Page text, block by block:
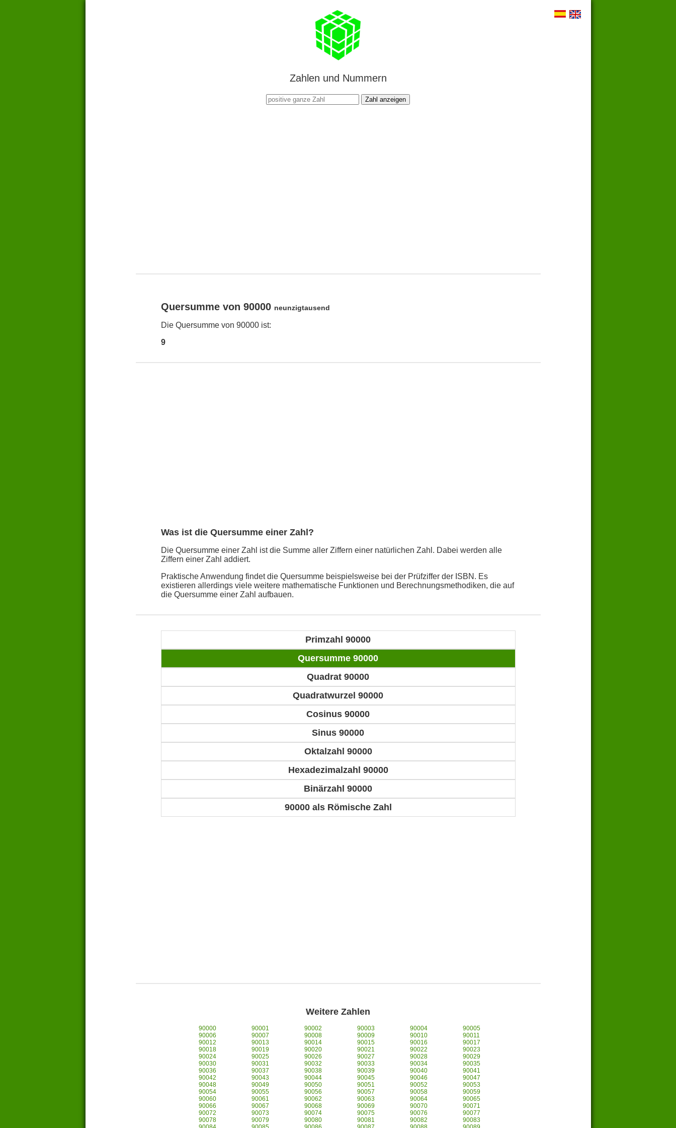
Zahlen und Nummern
Zahl anzeigen
Quersumme von 90000 neunzigtausend
Die Quersumme von 90000 ist:
9
Was ist die Quersumme einer Zahl?
Die Quersumme einer Zahl ist die Summe aller Ziffern einer natürlichen Zahl. Dabei werden alle
Ziffern einer Zahl addiert.
Praktische Anwendung findet die Quersumme beispielsweise bei der Prüfziffer der ISBN. Es
existieren allerdings viele weitere mathematische Funktionen und Berechnungsmethodiken, die auf
die Quersumme einer Zahl aufbauen.
Primzahl 90000
Quersumme 90000
Quadrat 90000
Quadratwurzel 90000
Cosinus 90000
Sinus 90000
Oktalzahl 90000
Hexadezimalzahl 90000
Binärzahl 90000
90000 als Römische Zahl
Weitere Zahlen
90000 90001 90002 90003 90004
90005
90006
90007 90008 90009 90010
90011
90012
90013 90014 90015 90016
90017
90018
90019 90020 90021 90022
90023
90024
90025 90026 90027 90028
90029
90030
90031 90032 90033 90034
90035
90036
90037 90038 90039 90040
90041
90042
90043 90044 90045 90046
90047
90048
90049 90050 90051 90052
90053
90054
90055 90056 90057 90058
90059
90060
90061 90062 90063 90064
90065
90066
90067 90068 90069 90070
90071
90072
90073 90074 90075 90076
90077
90078
90079 90080 90081 90082
90083